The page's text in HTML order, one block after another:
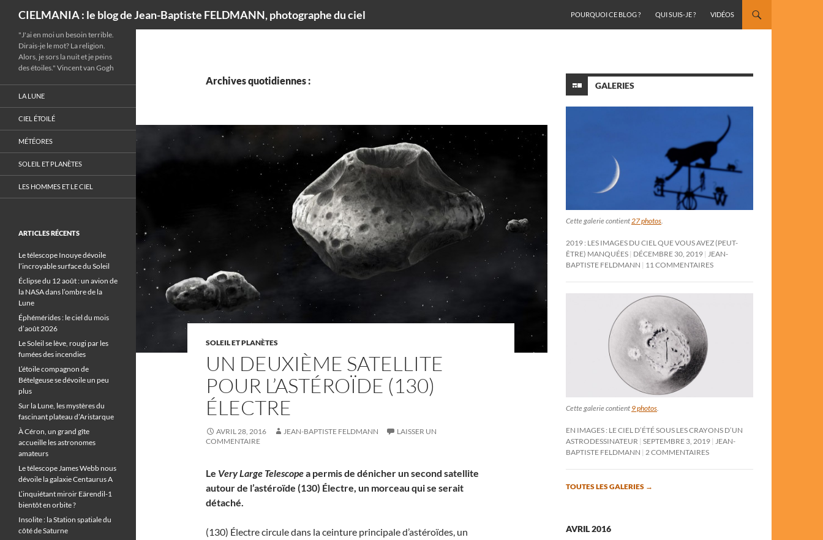
CIELMANIA : le blog de Jean-Baptiste FELDMANN, photographe du ciel
POURQUOI CE BLOG ?
QUI SUIS-JE ? VIDÉOS
Archives quotidiennes :
SOLEIL ET PLANÈTES
UN DEUXIÈME SATELLITE
POUR L’ASTÉROÏDE (130)
ÉLECTRE
AVRIL 28, 2016 JEAN-BAPTISTE FELDMANN
LAISSER UN
COMMENTAIRE
Le Very Large Telescopea permis de dénicher un second satellite
autour de l’astéroïde (130) Électre, un morceau qui se serait
détaché.
(130) Électre circule dans la ceinture principale d’astéroïdes, un
GALERIES
Cette galerie contient27 photos.
2019 : LES IMAGES DU CIEL QUE VOUS AVEZ (PEUT-
ÊTRE) MANQUÉES DÉCEMBRE 30, 2019 JEAN-
BAPTISTE FELDMANN
11 COMMENTAIRES
Cette galerie contient 9 photos
EN IMAGES : LE CIEL D’ÉTÉ SOUS LES CRAYONS D’UN
ASTRODESSINATEUR SEPTEMBRE 3, 2019
JEAN-
BAPTISTE FELDMANN
2 COMMENTAIRES
TOUTES LES GALERIES →
AVRIL 2016
"J'ai en moi un besoin terrible.
Dirais-je le mot? La religion.
Alors, je sors la nuit et je peins
des étoiles." Vincent van Gogh
LA LUNE
CIEL ÉTOILÉ
MÉTÉORES
SOLEIL ET PLANÈTES
LES HOMMES ET LE CIEL
ARTICLES RÉCENTS
Le télescope Inouye dévoile
l’incroyable surface du Soleil
Éclipse du 12 août : un avion de
la NASA dans l’ombre de la
Lune
Éphémérides : le ciel du mois
d’août 2026
Le Soleil se lève, rougi par les
fumées des incendies
L’étoile compagnon de
Bételgeuse se dévoile un peu
plus
Sur la Lune, les mystères du
fascinant plateau d’Aristarque
À Céron, un grand gîte
accueille les astronomes
amateurs
Le télescope James Webb nous
dévoile la galaxie Centaurus A
L’inquiétant miroir Eärendil-1
bientôt en orbite ?
Insolite : la Station spatiale du
côté de Saturne